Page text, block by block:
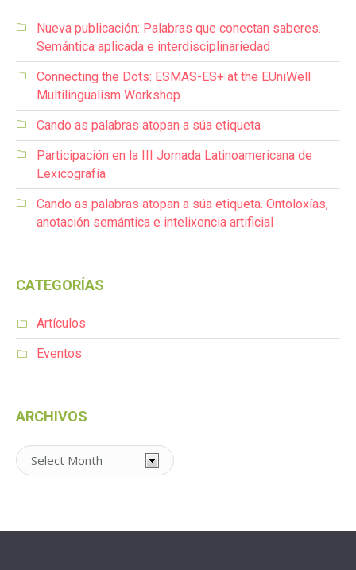
Nueva publicación: Palabras que conectan saberes.
Semántica aplicada e interdisciplinariedad
Connecting the Dots: ESMAS-ES+ at the EUniWell
Multilingualism Workshop
Cando as palabras atopan a súa etiqueta
Participación en la III Jornada Latinoamericana de
Lexicografía
Cando as palabras atopan a súa etiqueta. Ontoloxías,
anotación semántica e intelixencia artificial
CATEGORÍAS
Artículos
Eventos
ARCHIVOS
Archivos